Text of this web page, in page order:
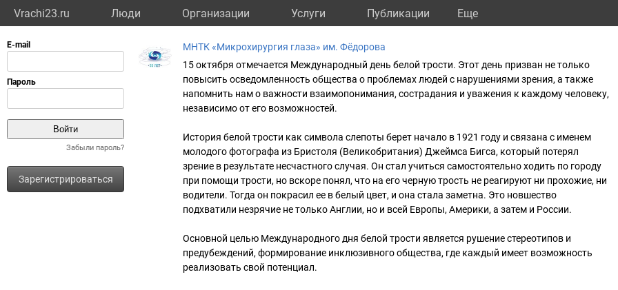
Vrachi23.ru Люди Организации Услуги Публикации Eще
Забыли пароль?
Зарегистрироваться
МНТК «Микрохирургия глаза» им. Фёдорова
15 октября отмечается Международный день белой трости. Этот день призван не только
повысить осведомленность общества о проблемах людей с нарушениями зрения, а также
напомнить нам о важности взаимопонимания, сострадания и уважения к каждому человеку,
независимо от его возможностей.
История белой трости как символа слепоты берет начало в 1921 году и связана с именем
молодого фотографа из Бристоля (Великобритания) Джеймса Бигса, который потерял
зрение в результате несчастного случая. Он стал учиться самостоятельно ходить по городу
при помощи трости, но вскоре понял, что на его черную трость не реагируют ни прохожие, ни
водители. Тогда он покрасил ее в белый цвет, и она стала заметна. Это новшество
подхватили незрячие не только Англии, но и всей Европы, Америки, а затем и России.
Основной целью Международного дня белой трости является рушение стереотипов и
предубеждений, формирование инклюзивного общества, где каждый имеет возможность
реализовать свой потенциал.